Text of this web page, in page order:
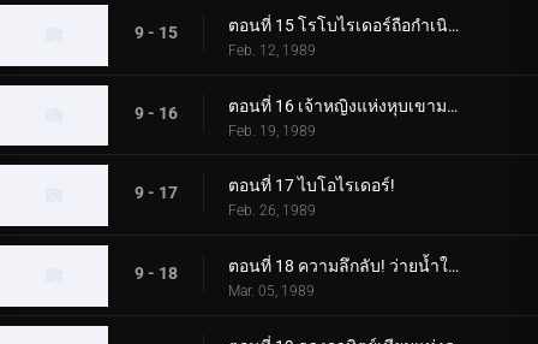
9 - 15 ตอนที่ 15 โรโบไรเดอร์ถือกำเนิดแล้ว
Feb. 12, 1989
9 - 16 ตอนที่ 16 เจ้าหญิงแห่งหุบเขามหัศจรรย์
Feb. 19, 1989
9 - 17 ตอนที่ 17 ไบโอไรเดอร์!
Feb. 26, 1989
9 - 18 ตอนที่ 18 ความลึกลับ! ว่ายน้ำในอากาศแห่งความฝัน
Mar. 05, 1989